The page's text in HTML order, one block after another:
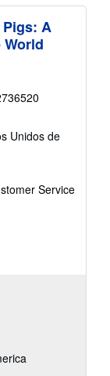
A
World
Unidos de
Service